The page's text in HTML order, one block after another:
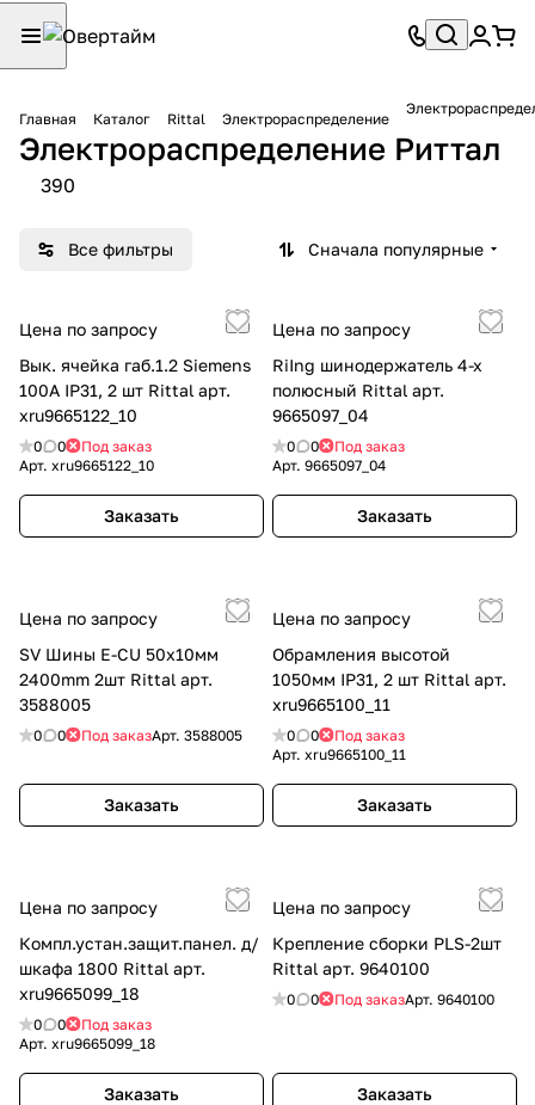
Главная Каталог Rittal Электрораспределение
Электрораспределение Риттал
390
Все фильтры Сначала популярные
Цена по запросу
Вык. ячейка габ.1.2 Siemens
100А IP31, 2 шт Rittal арт.
xru9665122_10
0 0
Под заказ
Арт. xru9665122_10
Заказать
Цена по запросу
RiIng шинодержатель 4-х
полюсный Rittal арт.
9665097_04
0 0
Под заказ
Арт. 9665097_04
Заказать
Цена по запросу
SV Шины E-CU 50x10мм
2400mm 2шт Rittal арт.
3588005
0 0 Под заказАрт. 3588005
Заказать
Цена по запросу
Обрамления высотой
1050мм IP31, 2 шт Rittal арт.
xru9665100_11
0 0
Под заказ
Арт. xru9665100_11
Заказать
Цена по запросу
Компл.устан.защит.панел. д/
шкафа 1800 Rittal арт.
xru9665099_18
0 0
Под заказ
Арт. xru9665099_18
Заказать
Цена по запросу
Крепление сборки PLS-2шт
Rittal арт. 9640100
0 0 Под заказАрт. 9640100
Заказать